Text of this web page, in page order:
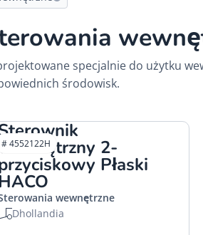
specjalnie do użytku
środowisk.
wewnętrzny 2-
Płaski
wewnętrzne
Dhollandia
# 4552122H